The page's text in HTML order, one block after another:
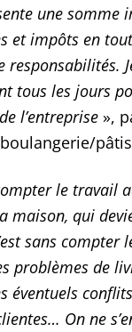
une somme
et impôts en tout
responsabilités.
tous les jours
l’entreprise »,
le travail
maison, qui
sans compter
problèmes de
éventuels
On ne